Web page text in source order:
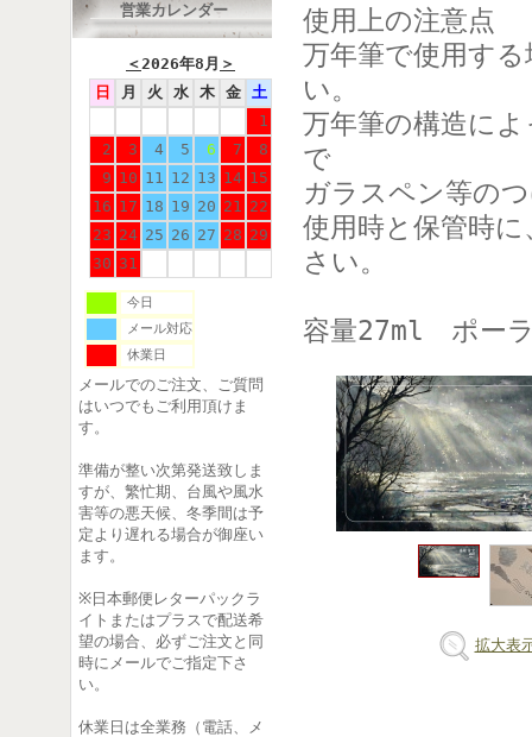
営業カレンダー
＜2026年8月 ＞
日
月 火 水 木 金
土
1
2
3 4 5 6 7
8
9 10 11 12 13 14 15
16 17 18 19 20 21 22
23 24 25 26 27 28 29
30 31
今日
メール対応
休業日
メールでのご注文、ご質問
はいつでもご利用頂けま
す。
準備が整い次第発送致しま
すが、繁忙期、台風や風水
害等の悪天候、冬季間は予
定より遅れる場合が御座い
ます。
※日本郵便レターパックラ
イトまたはプラスで配送希
望の場合、必ずご注文と同
時にメールでご指定下さ
い。
休業日は全業務（電話、メ
使用上の注意点
万年筆で使用す
い。
万年筆の構造に
で
ガラスペン等の
使用時と保管時
さい。
容量27ml ポー
拡大表